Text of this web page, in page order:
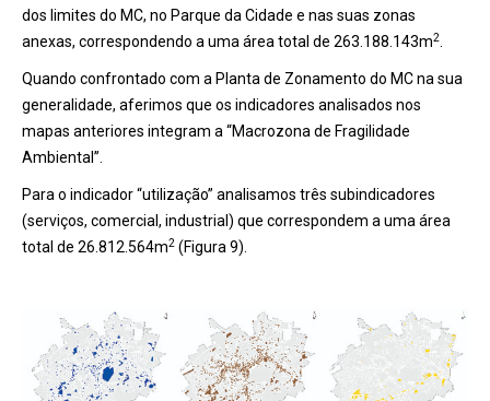
dos limites do MC, no Parque da Cidade e nas suas zonas
anexas, correspondendo a uma área total de 263.188.143m2.
Quando confrontado com a Planta de Zonamento do MC na sua
generalidade, aferimos que os indicadores analisados nos
mapas anteriores integram a “Macrozona de Fragilidade
Ambiental”.
Para o indicador “utilização” analisamos três subindicadores
(serviços, comercial, industrial) que correspondem a uma área
total de 26.812.564m2 (Figura 9).